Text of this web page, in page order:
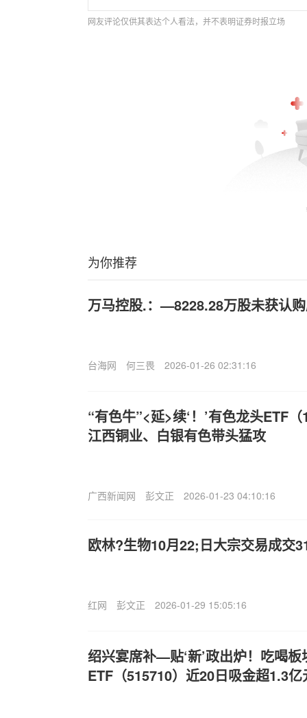
网友评论仅供其表达个人看法，并不表明证券时报立场
为你推荐
万马控股.：—8228.28万股未获认
台海网 何三畏 2026-01-26 02:31:16
“有色牛”<延>续‘！’有色龙头ETF
江西铜业、白银有色带头猛攻
广西新闻网 彭文正 2026-01-23 04:10:16
欧林?生物10月22;日大宗交易成交
红网 彭文正 2026-01-29 15:05:16
绍兴宴席补—贴‘新’政出炉！吃喝
ETF（515710）近20日吸金超1.3亿